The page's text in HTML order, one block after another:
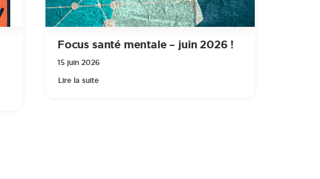
Focus santé mentale – juin 2026 !
15 juin 2026
Lire la suite